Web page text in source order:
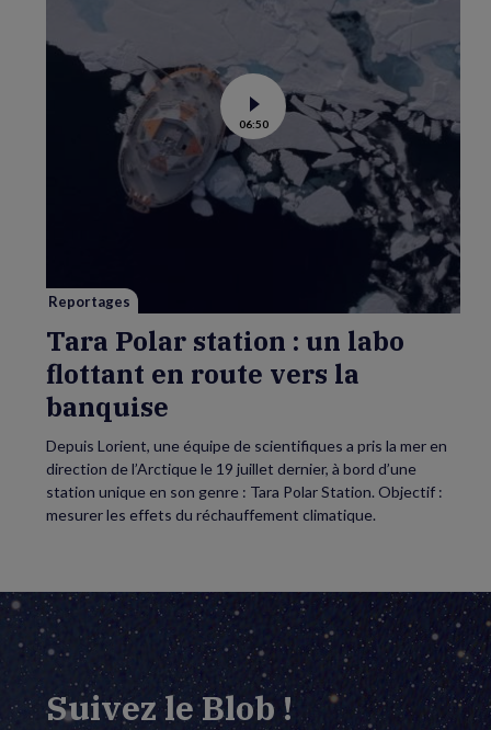
Voir
la
vidéo
de
Tara
Polar
station
:
la
06:50
Reportages
Tara Polar station : un labo
flottant en route vers la
banquise
Depuis Lorient, une équipe de scientifiques a pris la mer en
direction de l’Arctique le 19 juillet dernier, à bord d’une
station unique en son genre : Tara Polar Station. Objectif :
mesurer les effets du réchauffement climatique.
Suivez le Blob !